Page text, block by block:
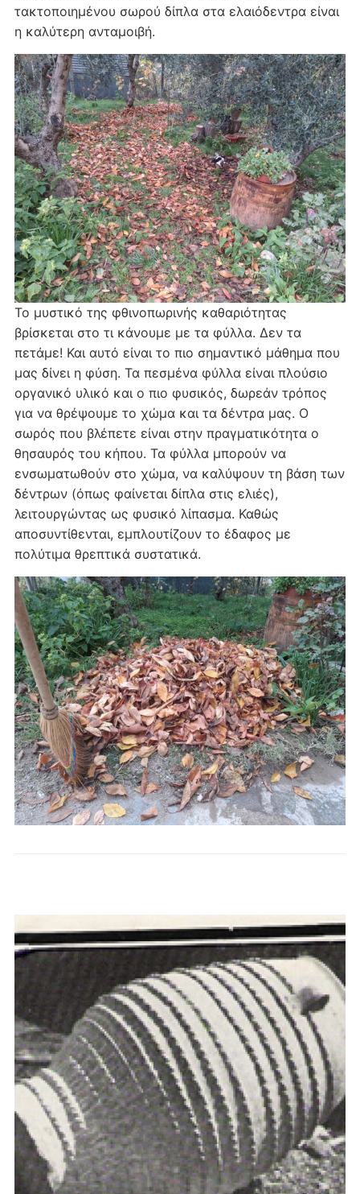
τακτοποιημένου σωρού δίπλα στα ελαιόδεντρα είναι
η καλύτερη ανταμοιβή.
Το μυστικό της φθινοπωρινής καθαριότητας
βρίσκεται στο τι κάνουμε με τα φύλλα. Δεν τα
πετάμε! Και αυτό είναι το πιο σημαντικό μάθημα που
μας δίνει η φύση. Τα πεσμένα φύλλα είναι πλούσιο
οργανικό υλικό και ο πιο φυσικός, δωρεάν τρόπος
για να θρέψουμε το χώμα και τα δέντρα μας. Ο
σωρός που βλέπετε είναι στην πραγματικότητα ο
θησαυρός του κήπου. Τα φύλλα μπορούν να
ενσωματωθούν στο χώμα, να καλύψουν τη βάση των
δέντρων (όπως φαίνεται δίπλα στις ελιές),
λειτουργώντας ως φυσικό λίπασμα. Καθώς
αποσυντίθενται, εμπλουτίζουν το έδαφος με
πολύτιμα θρεπτικά συστατικά.